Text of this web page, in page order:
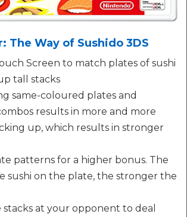
The Way of Sushido 3DS
Screen to match plates of sushi
tall stacks
same-coloured plates and
results in more and more
up, which results in stronger
patterns for a higher bonus. The
sushi on the plate, the stronger the
stacks at your opponent to deal